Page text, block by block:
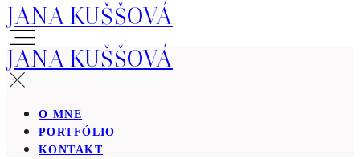
JANA KUŠŠOVÁ
JANA KUŠŠOVÁ
O MNE
PORTFÓLIO
KONTAKT